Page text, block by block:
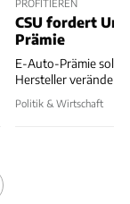
CSU fordert
Prämie
E-Auto-Prämie soll
Hersteller verändert
Politik & Wirtschaft